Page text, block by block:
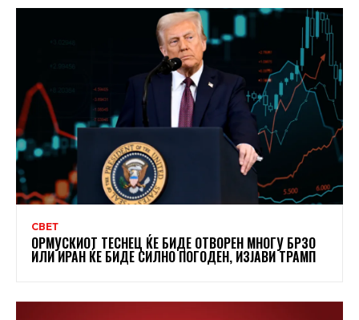
СВЕТ
ОРМУСКИОТ ТЕСНЕЦ ЌЕ БИДЕ ОТВОРЕН МНОГУ БРЗО
ИЛИ ИРАН ЌЕ БИДЕ СИЛНО ПОГОДЕН, ИЗЈАВИ ТРАМП